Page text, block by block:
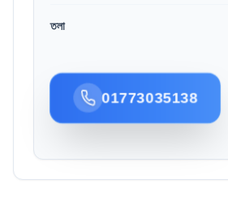
তলা
01773035138